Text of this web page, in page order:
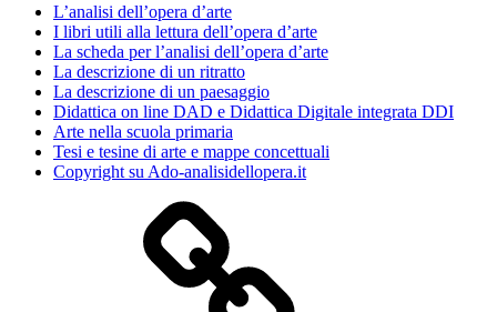
L’analisi dell’opera d’arte
I libri utili alla lettura dell’opera d’arte
La scheda per l’analisi dell’opera d’arte
La descrizione di un ritratto
La descrizione di un paesaggio
Didattica on line DAD e Didattica Digitale integrata DDI
Arte nella scuola primaria
Tesi e tesine di arte e mappe concettuali
Copyright su Ado-analisidellopera.it